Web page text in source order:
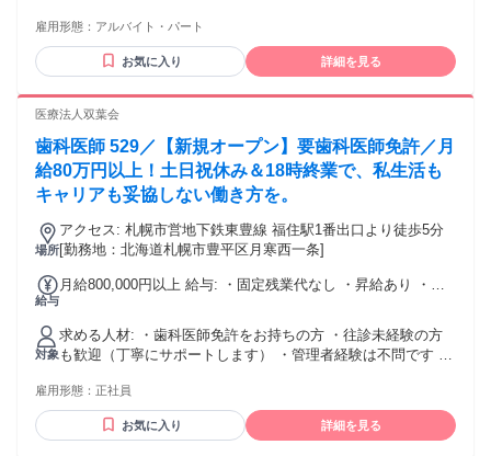
雇用形態： アルバイト・パート
お気に入り 詳細を見る
医療法人双葉会
歯科医師 529／【新規オープン】要歯科医師免許／月
給80万円以上！土日祝休み＆18時終業で、私生活も
キャリアも妥協しない働き方を。
場所
アクセス: 札幌市営地下鉄東豊線 福住駅1番出口より徒歩5分
[勤務地：北海道札幌市豊平区月寒西一条]
給与
月給800,000円以上 給与: ・固定残業代なし ・昇給あり ・独
試用期間：3ヶ月（同条件） ※給与は経験（往診経験5年以
上、管理医師経験、嚥下訓練スキル等）を考慮し決定しま
す。 ※業績に応じたプラス評価（ロイヤリティ契約）も相談
可能です。
対象
求める人材: ・歯科医師免許をお持ちの方 ・往診未経験の方
も歓迎（丁寧にサポートします） ・管理者経験は不問です ・
能な方
雇用形態： 正社員
お気に入り 詳細を見る